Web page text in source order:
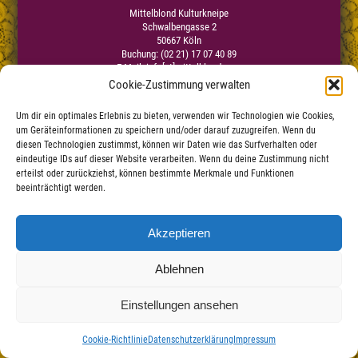
Cookie-Zustimmung verwalten
Um dir ein optimales Erlebnis zu bieten, verwenden wir Technologien wie Cookies,
um Geräteinformationen zu speichern und/oder darauf zuzugreifen. Wenn du
diesen Technologien zustimmst, können wir Daten wie das Surfverhalten oder
eindeutige IDs auf dieser Website verarbeiten. Wenn du deine Zustimmung nicht
erteilst oder zurückziehst, können bestimmte Merkmale und Funktionen
beeinträchtigt werden.
Akzeptieren
Ablehnen
Einstellungen ansehen
Cookie-RichtlinieDatenschutzerklärung Impressum
Mittelblond Kulturkneipe
Schwalbengasse 2
50667 Köln
Buchung: (02 21) 17 07 40 89
E-Mail:info[at]mittelblond.com
Impressum
Datenschutzerklärung |
Haftungsauschluss